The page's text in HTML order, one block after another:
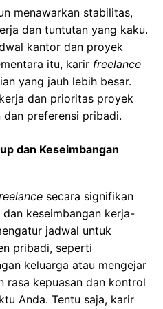
menawarkan stabilitas,
dan tuntutan yang kaku.
kantor dan proyek
itu, karir freelance
yang jauh lebih besar.
dan prioritas proyek
dan preferensi pribadi.
dan Keseimbangan
secara signifikan
keseimbangan kerja-
jadwal untuk
pribadi, seperti
keluarga atau mengejar
rasa kepuasan dan kontrol
Anda. Tentu saja, karir